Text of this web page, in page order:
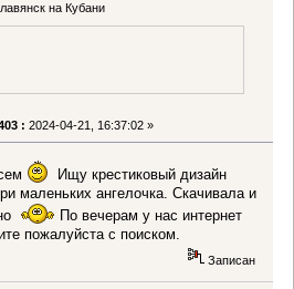
на Кубани
: 2024-04-21, 16:37:02 »
Ищу крестиковый дизайн
маленьких ангелочка. Скачивала и
По вечерам у нас интернет
пожалуйста с поиском.
Записан